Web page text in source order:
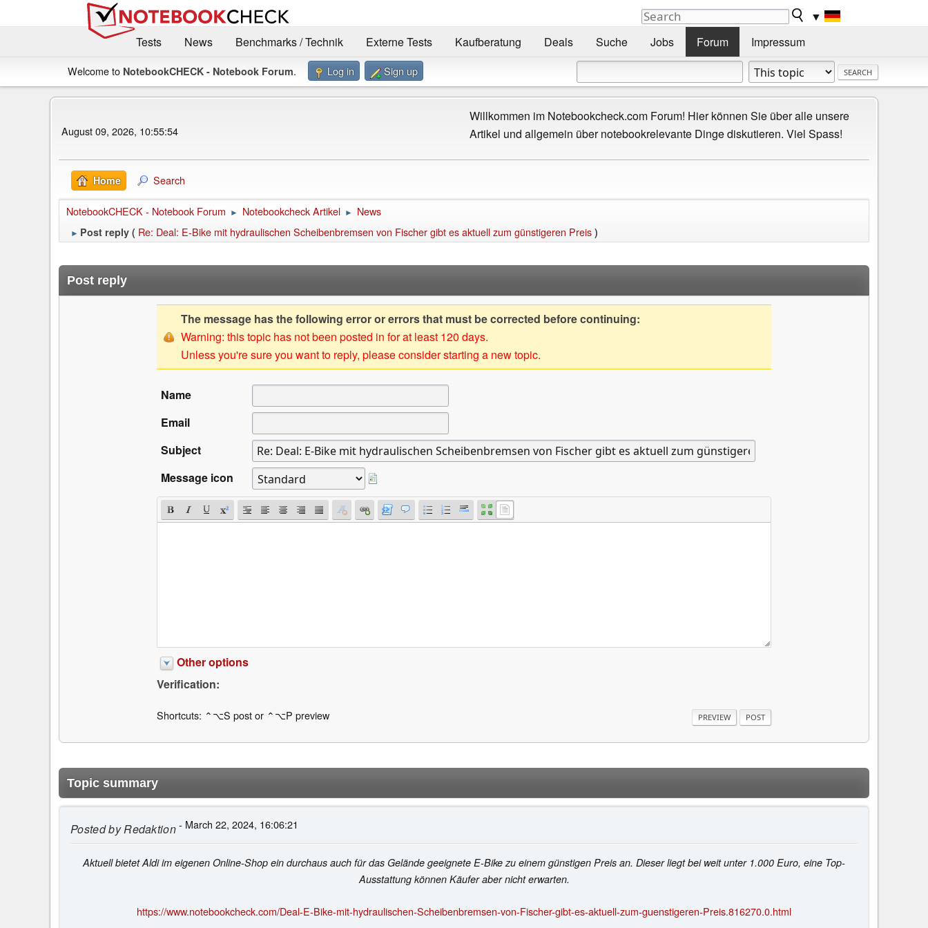
▼
Tests
News Benchmarks / Technik Externe Tests Kaufberatung Deals Suche Jobs Forum Impressum
Welcome to NotebookCHECK - Notebook Forum. Log in Sign up
August 09, 2026, 10:55:54
Willkommen im Notebookcheck.com Forum! Hier können Sie über alle unsere
Artikel und allgemein über notebookrelevante Dinge diskutieren. Viel Spass!
Home Search
NotebookCHECK - Notebook Forum ► Notebookcheck Artikel ► News
► Post reply ( Re: Deal: E-Bike mit hydraulischen Scheibenbremsen von Fischer gibt es aktuell zum günstigeren Preis )
Post reply
The message has the following error or errors that must be corrected before continuing:
Warning: this topic has not been posted in for at least 120 days.
Unless you're sure you want to reply, please consider starting a new topic.
Name
Email
Subject
Message icon
Other options
Verification:
Shortcuts: ⌃⌥S post or ⌃⌥P preview
Topic summary
Posted byRedaktion- March 22, 2024, 16:06:21
Aktuell bietet Aldi im eigenen Online-Shop ein durchaus auch für das Gelände geeignete E-Bike zu einem günstigen Preis an. Dieser liegt bei weit unter 1.000 Euro, eine Top-
Ausstattung können Käufer aber nicht erwarten.
https://www.notebookcheck.com/Deal-E-Bike-mit-hydraulischen-Scheibenbremsen-von-Fischer-gibt-es-aktuell-zum-guenstigeren-Preis.816270.0.html